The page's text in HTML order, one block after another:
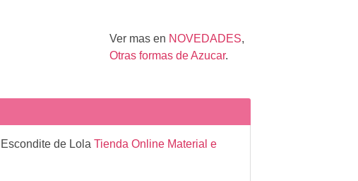
Ver mas en NOVEDADES,
Otras formas de Azucar.
de Lola Tienda Online Material e